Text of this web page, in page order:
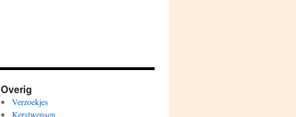
Overig
Verzoekjes
Kerstwensen